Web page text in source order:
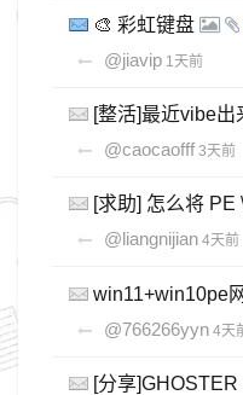
🎨 彩虹键盘
@jiavip 1天前
[整活]最近vibe
@caocaofff 3天前
[求助] 怎么将
@liangnijian 4天前
win11+win10pe
@766266yyn 4天
[分享